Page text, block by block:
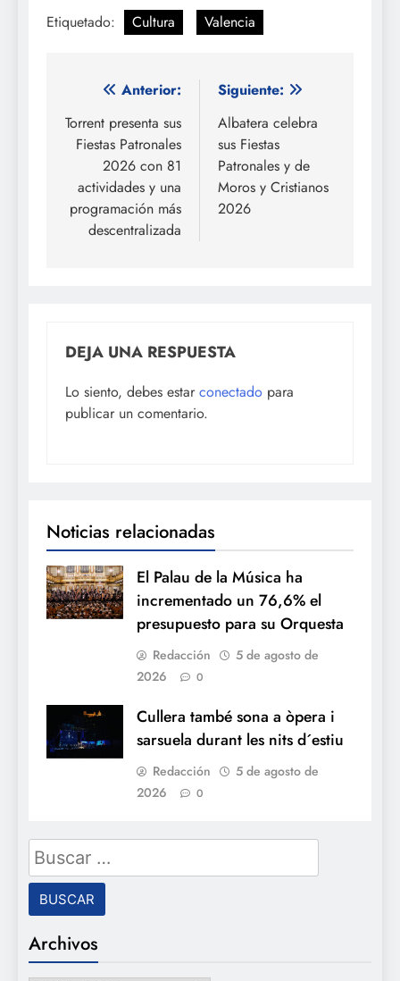
Etiquetado: Cultura Valencia
Navegación
de
entradas
Anterior:
Torrent presenta sus
Fiestas Patronales
2026 con 81
actividades y una
programación más
descentralizada
Siguiente:
Albatera celebra
sus Fiestas
Patronales y de
Moros y Cristianos
2026
DEJA UNA RESPUESTA
Lo siento, debes estar conectado para
publicar un comentario.
Noticias relacionadas
El Palau de la Música ha
incrementado un 76,6% el
presupuesto para su Orquesta
Redacción
5 de agosto de
2026
0
Cullera també sona a òpera i
sarsuela durant les nits d´estiu
Redacción
5 de agosto de
2026
0
Buscar:
Archivos